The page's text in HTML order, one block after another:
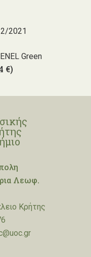
2021
ENEL Green
€)
Λεωφ.
Κρήτης